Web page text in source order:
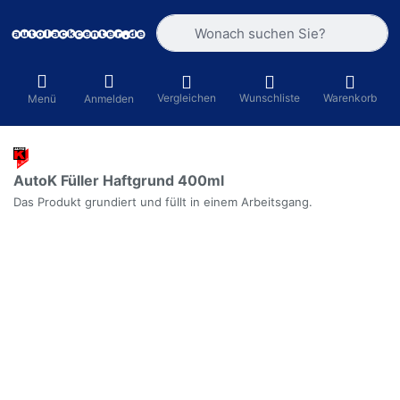
Geben Sie einen Suchbegriff ein.
Menü Anmelden Vergleichen Wunschliste Warenkorb
AutoK Füller Haftgrund 400ml
Das Produkt grundiert und füllt in einem Arbeitsgang.